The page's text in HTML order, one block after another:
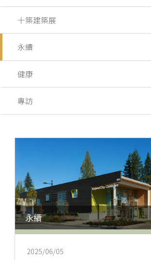
十築建築展
永續
健康
專訪
永續
2025/06/05